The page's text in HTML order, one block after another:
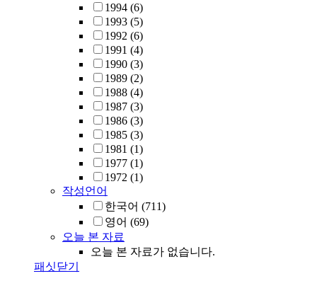
1994 (6)
1993 (5)
1992 (6)
1991 (4)
1990 (3)
1989 (2)
1988 (4)
1987 (3)
1986 (3)
1985 (3)
1981 (1)
1977 (1)
1972 (1)
작성언어
한국어 (711)
영어 (69)
오늘 본 자료
오늘 본 자료가 없습니다.
패싯닫기